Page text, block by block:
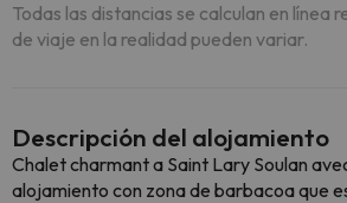
Todas las distancias se calculan en línea
de viaje en la realidad pueden variar.
Descripción del alojamiento
Chalet charmant a Saint Lary Soulan
alojamiento con zona de barbacoa que